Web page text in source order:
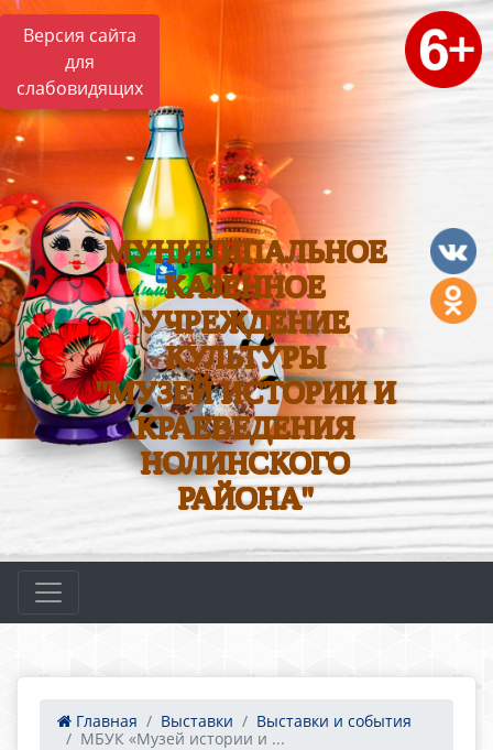
Версия сайта
для
слабовидящих
МУНИЦИПАЛЬНОЕ
КАЗЕННОЕ
УЧРЕЖДЕНИЕ
КУЛЬТУРЫ
"МУЗЕЙ ИСТОРИИ И
КРАЕВЕДЕНИЯ
НОЛИНСКОГО
РАЙОНА"
Главная Выставки
Выставки и события
МБУК «Музей истории и ...